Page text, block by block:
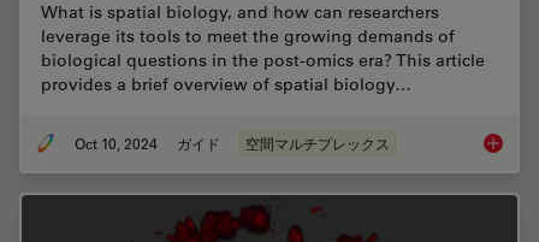
What is spatial biology, and how can researchers
leverage its tools to meet the growing demands of
biological questions in the post-omics era? This article
provides a brief overview of spatial biology…
Oct 10, 2024 ガイド 空間マルチプレックス A